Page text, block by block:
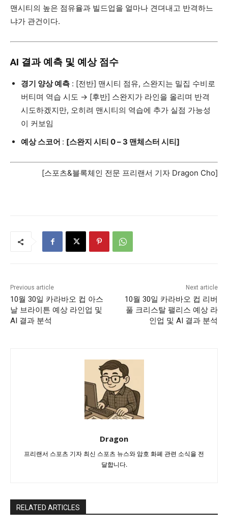
맨시티의 높은 점유율과 빌드업을 얼마나 견뎌내고 반격하느
냐가 관건이다.
AI 결과 예측 및 예상 점수
경기 양상 예측 : [전반] 맨시티 점유, 스완지는 밀집 수비로
버티며 역습 시도 → [후반] 스완지가 라인을 올리며 반격
시도하겠지만, 오히려 맨시티의 역습에 추가 실점 가능성
이 커보임
예상 스코어 : [스완지 시티 0– 3 맨체스터 시티]
[스포츠&블록체인 전문 프리랜서 기자 Dragon Cho]
Previous article
10월 30일 카라바오 컵 아스
날 브라이튼 예상 라인업 및
AI 결과 분석
Next article
10월 30일 카라바오 컵 리버
풀 크리스탈 팰리스 예상 라
인업 및 AI 결과 분석
Dragon
프리랜서 스포츠 기자 최신 스포츠 뉴스와 암호 화폐 관련 소식을 전
달합니다.
RELATED ARTICLES